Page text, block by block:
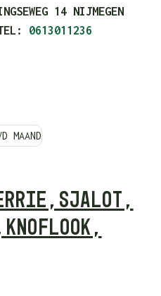
14 NIJMEGEN
0613011236
MAAND
SJALOT,